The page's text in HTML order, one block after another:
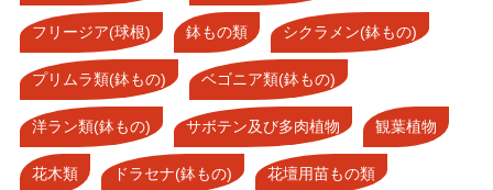
フリージア(球根) 鉢もの類 シクラメン(鉢もの)
プリムラ類(鉢もの) ベゴニア類(鉢もの)
洋ラン類(鉢もの) サボテン及び多肉植物 観葉植物
花木類 ドラセナ(鉢もの) 花壇用苗もの類